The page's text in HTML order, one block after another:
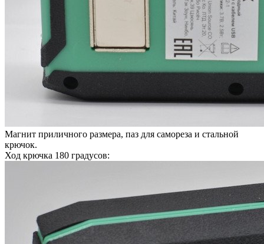
Магнит приличного размера, паз для самореза и стальной
крючок.
Ход крючка 180 градусов: